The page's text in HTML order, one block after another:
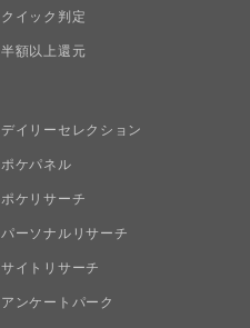
クイック判定
半額以上還元
デイリーセレクション
ポケパネル
ポケリサーチ
パーソナルリサーチ
サイトリサーチ
アンケートパーク